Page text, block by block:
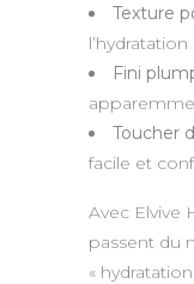
Texture
Fini
Toucher
facile et
Avec Elvive
passent du
«